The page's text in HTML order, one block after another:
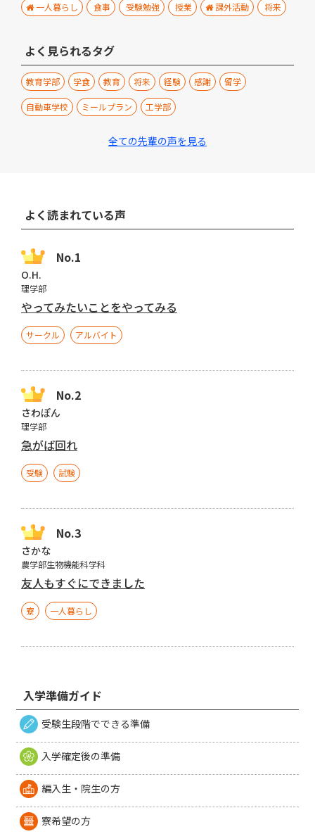
一人暮らし 食事 受験勉強 授業 課外活動 将来
よく見られるタグ
教育学部 学食 教育 将来 経験 感謝 留学
自動車学校 ミールプラン 工学部
全ての先輩の声を見る
よく読まれている声
O.H.
理学部
やってみたいことをやってみる
サークル アルバイト
さわぽん
理学部
急がば回れ
受験 試験
さかな
農学部生物機能科学科
友人もすぐにできました
寮 一人暮らし
入学準備ガイド
受験生段階でできる準備
入学確定後の準備
編入生・院生の方
寮希望の方